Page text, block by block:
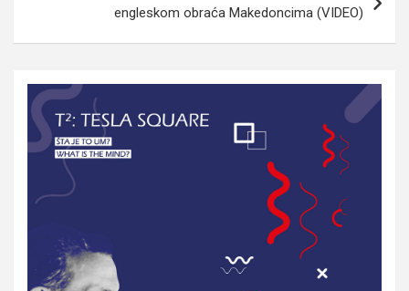
engleskom obraća Makedoncima (VIDEO)